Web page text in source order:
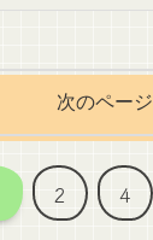
次のページ
2 4